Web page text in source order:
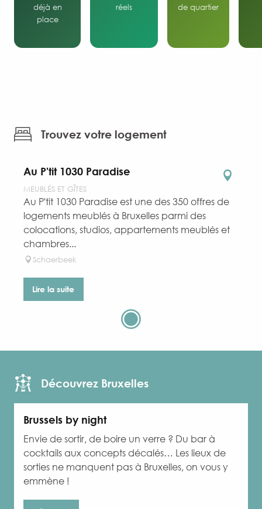
déjà en
place
réels
de quartier
Trouvez votre logement
Au P'tit 1030 Paradise
MEUBLÉS ET GÎTES
Au P'tit 1030 Paradise est une des 350 offres de
logements meublés à Bruxelles parmi des
colocations, studios, appartements meublés et
chambres...
Schaerbeek
Lire la suite
Découvrez Bruxelles
Brussels by night
Envie de sortir, de boire un verre ? Du bar à
cocktails aux concepts décalés… Les lieux de
sorties ne manquent pas à Bruxelles, on vous y
emmène !